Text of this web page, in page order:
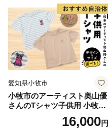
愛知県小牧市
小牧市のアーティスト奥山優
さんのTシャツ子供用 小牧市
16,000円